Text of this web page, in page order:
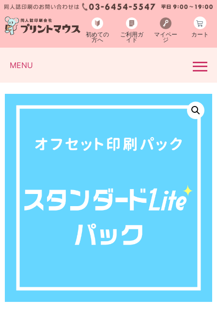
初めての
方へ
ご利用ガ
イド
マイペー
ジ
カート
MENU